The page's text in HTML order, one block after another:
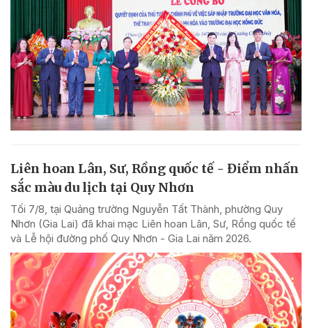
Liên hoan Lân, Sư, Rồng quốc tế - Điểm nhấn
sắc màu du lịch tại Quy Nhơn
Tối 7/8, tại Quảng trường Nguyễn Tất Thành, phường Quy
Nhơn (Gia Lai) đã khai mạc Liên hoan Lân, Sư, Rồng quốc tế
và Lễ hội đường phố Quy Nhơn - Gia Lai năm 2026.